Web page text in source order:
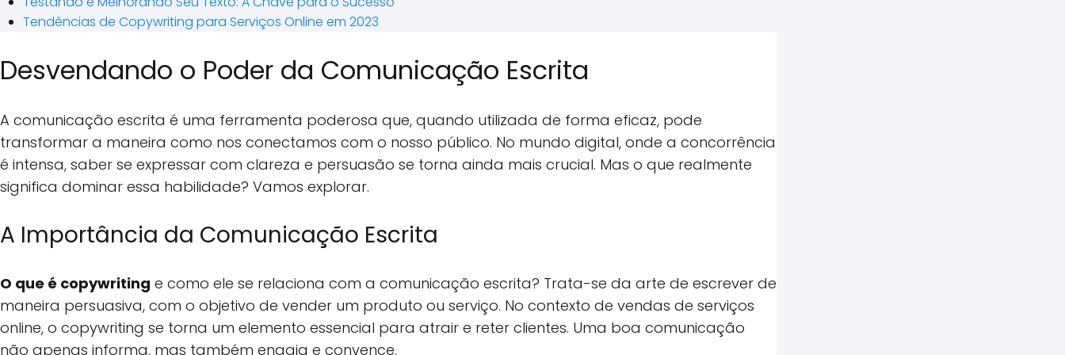
Tendências de Copywriting para Serviços Online em 2023
Desvendando o Poder da Comunicação Escrita
A comunicação escrita é uma ferramenta poderosa que, quando utilizada de forma eficaz, pode
transformar a maneira como nos conectamos com o nosso público. No mundo digital, onde a concorrência
é intensa, saber se expressar com clareza e persuasão se torna ainda mais crucial. Mas o que realmente
significa dominar essa habilidade? Vamos explorar.
A Importância da Comunicação Escrita
O que é copywriting e como ele se relaciona com a comunicação escrita? Trata-se da arte de escrever de
maneira persuasiva, com o objetivo de vender um produto ou serviço. No contexto de vendas de serviços
online, o copywriting se torna um elemento essencial para atrair e reter clientes. Uma boa comunicação
não apenas informa, mas também engaja e convence.